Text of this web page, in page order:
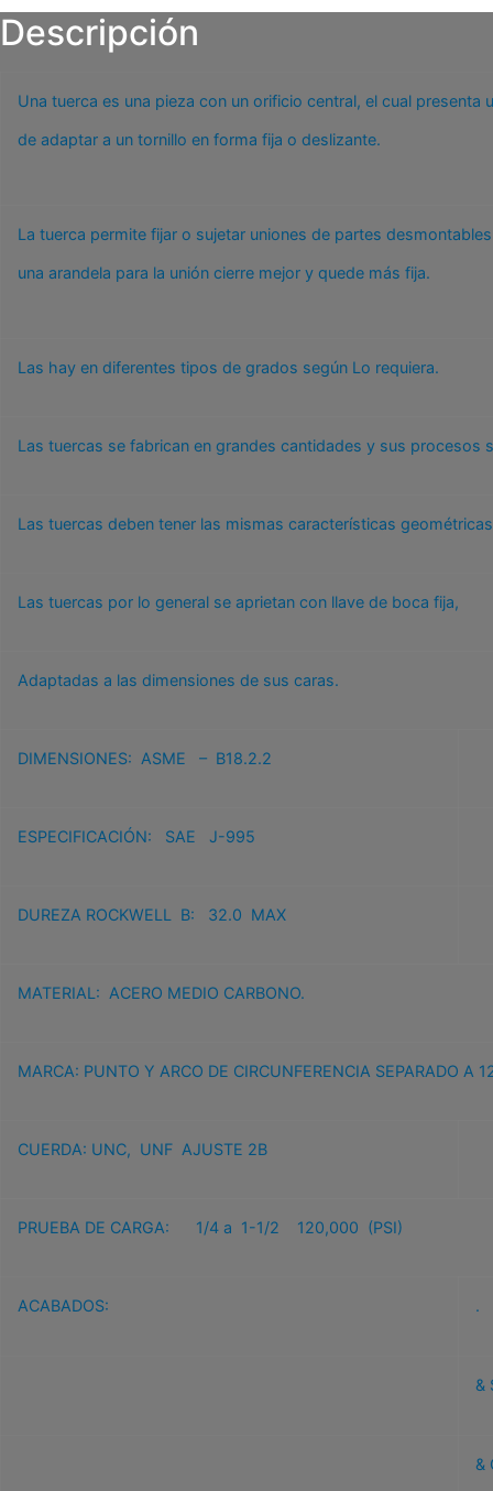
Descripción
Una tuerca es una pieza con un orificio central, el cual presenta
de adaptar a un tornillo en forma fija o deslizante.
La tuerca permite fijar o sujetar uniones de partes
una arandela para la unión cierre mejor y quede más fija.
Las hay en diferentes tipos de grados según Lo requiera.
Las tuercas se fabrican en grandes cantidades y sus procesos
Las tuercas deben tener las mismas características
Las tuercas por lo general se aprietan con llave de boca fija,
Adaptadas a las dimensiones de sus caras.
DIMENSIONES: ASME – B18.2.2
ESPECIFICACIÓN: SAE J-995
DUREZA ROCKWELL B: 32.0 MAX
MATERIAL: ACERO MEDIO CARBONO.
MARCA: PUNTO Y ARCO DE CIRCUNFERENCIA SEPARADO A
CUERDA: UNC, UNF AJUSTE 2B
PRUEBA DE CARGA: 1/4 a 1-1/2 120,000 (PSI)
ACABADOS: .
&
&